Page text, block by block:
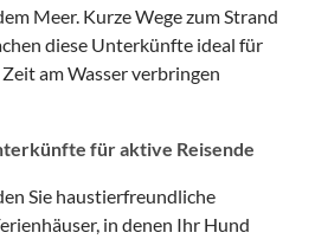
Meer. Kurze Wege zum Strand
diese Unterkünfte ideal für
am Wasser verbringen
für aktive Reisende
Sie haustierfreundliche
in denen Ihr Hund